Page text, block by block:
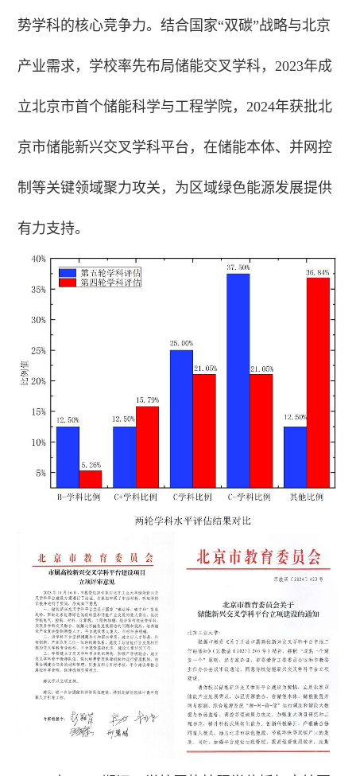
势学科的核心竞争力。结合国家“双碳”战略与北京
产业需求，学校率先布局储能交叉学科，2023年成
立北京市首个储能科学与工程学院，2024年获批北
京市储能新兴交叉学科平台，在储能本体、并网控
制等关键领域聚力攻关，为区域绿色能源发展提供
有力支持。